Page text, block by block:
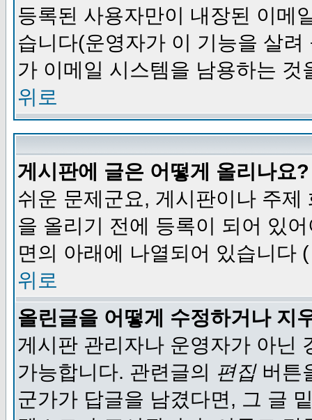
등록된 사용자만이 내장된 이메
습니다(운영자가 이 기능을 살
가 이메일 시스템을 남용하는 것
위로
게시판에 글은 어떻게 올리나요?
쉬운 문제군요, 게시판이나 주
을 올리기 전에 등록이 되어 있
면의 아래에 나열되어 있습니다 (
위로
올린글을 어떻게 수정하거나 지
게시판 관리자나 운영자가 아닌
가능합니다. 관련글의 편집버튼
군가가 답글을 남겼다면, 그 글